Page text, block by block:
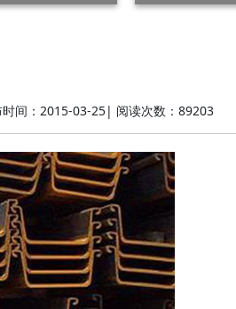
时间：2015-03-25| 阅读次数：89203